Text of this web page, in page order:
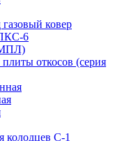
ковер
6
откосов (серия
колодцев С-1